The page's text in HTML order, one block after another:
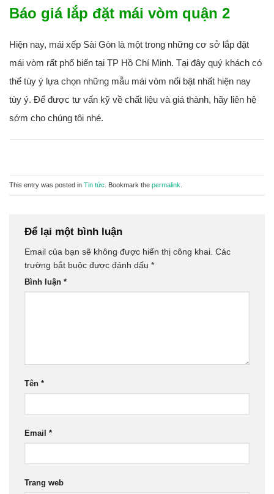
Báo giá lắp đặt mái vòm quận 2
Hiện nay, mái xếp Sài Gòn là một trong những cơ sở lắp đặt
mái vòm rất phổ biến tại TP Hồ Chí Minh. Tại đây quý khách có
thể tùy ý lựa chọn những mẫu mái vòm nổi bật nhất hiện nay
tùy ý. Để được tư vấn kỹ về chất liệu và giá thành, hãy liên hệ
sớm cho chúng tôi nhé.
This entry was posted in Tin tức . Bookmark the permalink
Để lại một bình luận
Email của bạn sẽ không được hiển thị công khai. Các
trường bắt buộc được đánh dấu *
Bình luận *
Tên *
Email *
Trang web